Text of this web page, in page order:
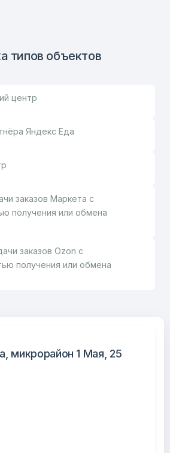
типов объектов
центр
Яндекс Еда
заказов Маркета с
получения или обмена
заказов Ozon с
получения или обмена
микрорайон 1 Мая, 25